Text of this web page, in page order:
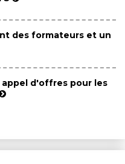
des formateurs et un
appel d'offres pour les